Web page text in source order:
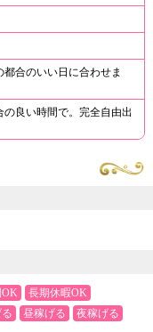
合のいい日に合わせま
の良い時間で。完全自由出
OK
長期休暇OK
昼稼げる
夜稼げる